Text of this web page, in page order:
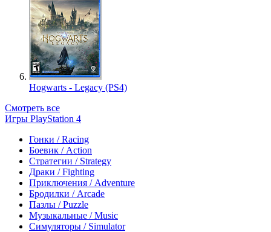
Hogwarts - Legacy (PS4)
Смотреть все
Игры PlayStation 4
Гонки / Racing
Боевик / Action
Стратегии / Strategy
Драки / Fighting
Приключения / Adventure
Бродилки / Arcade
Пазлы / Puzzle
Музыкальные / Music
Симуляторы / Simulator